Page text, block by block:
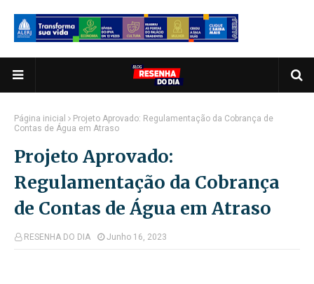
Página inicial
Projeto Aprovado: Regulamentação da Cobrança de
Contas de Água em Atraso
Projeto Aprovado:
Regulamentação da Cobrança
de Contas de Água em Atraso
RESENHA DO DIA Junho 16, 2023